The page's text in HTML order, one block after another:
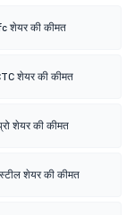
शेयर की कीमत
शेयर की कीमत
शेयर की कीमत
स्टील शेयर की कीमत